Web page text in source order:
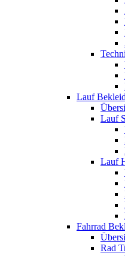
Lauf
Lauf
Lauf
Fahrrad
Rad